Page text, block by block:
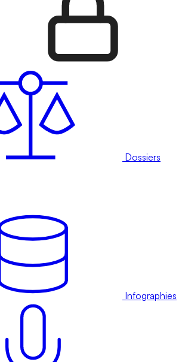
Dossiers
Infographies